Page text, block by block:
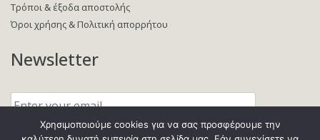
Τρόποι & έξοδα αποστολής
Όροι χρήσης & Πολιτική απορρήτου
Newsletter
your
email:Χρησιμοποιούμε cookies για να σας προσφέρουμε την